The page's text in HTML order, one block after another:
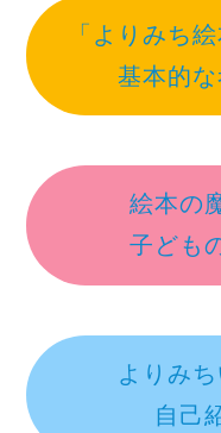
「よりみち
基本的
絵本の
子ども
よりみ
自己